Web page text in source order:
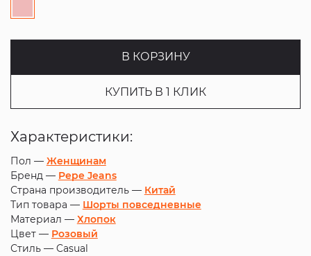
В КОРЗИНУ
КУПИТЬ В 1 КЛИК
Характеристики:
Пол — Женщинам
Бренд — Pepe Jeans
Страна производитель — Китай
Тип товара — Шорты повседневные
Материал — Хлопок
Цвет — Розовый
Стиль — Casual